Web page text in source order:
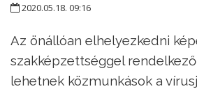
2020.05.18. 09:16
Az önállóan elhelyezkedni
szakképzettséggel
lehetnek közmunkások a